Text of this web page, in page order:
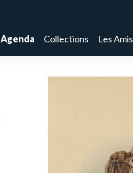
Agenda Collections Les Amis